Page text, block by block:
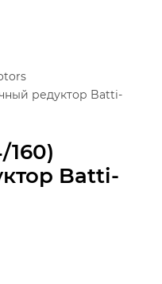
160)
Batti-
редуктор Batti-